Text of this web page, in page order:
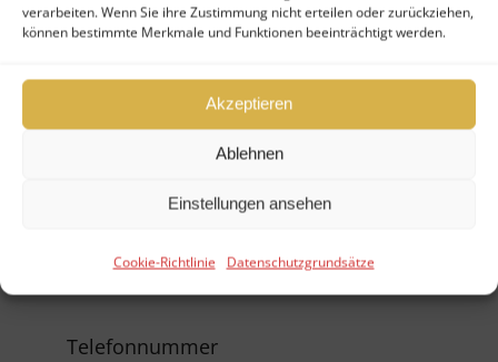
verarbeiten. Wenn Sie ihre Zustimmung nicht erteilen oder zurückziehen,
können bestimmte Merkmale und Funktionen beeinträchtigt werden.
Akzeptieren
Ablehnen
Einstellungen ansehen
Cookie-Richtlinie Datenschutzgrundsätze
E-Mail (*Pflichtfeld)
Telefonnummer